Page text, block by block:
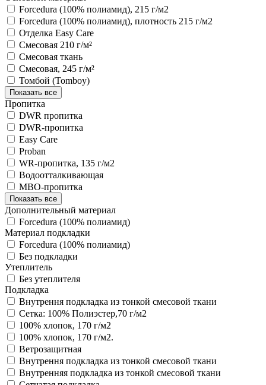
Forcedura (100% полиамид), 215 г/м2
Forcedura (100% полиамид), плотность 215 г/м2
Отделка Easy Care
Смесовая 210 г/м²
Смесовая ткань
Смесовая, 245 г/м²
Томбой (Tomboy)
Показать все
Пропитка
DWR пропитка
DWR-пропитка
Easy Care
Proban
WR-пропитка, 135 г/м2
Водоотталкивающая
МВО-пропитка
Показать все
Дополнительный материал
Forcedura (100% полиамид)
Материал подкладки
Forcedura (100% полиамид)
Без подкладки
Утеплитель
Без утеплителя
Подкладка
Внутрення подкладка из тонкой смесовой ткани
Сетка: 100% Полиэстер,70 г/м2
100% хлопок, 170 г/м2
100% хлопок, 170 г/м2.
Ветрозащитная
Внутрення подкладка из тонкой смесовой ткани
Внутренняя подкладка из тонкой смесовой ткани